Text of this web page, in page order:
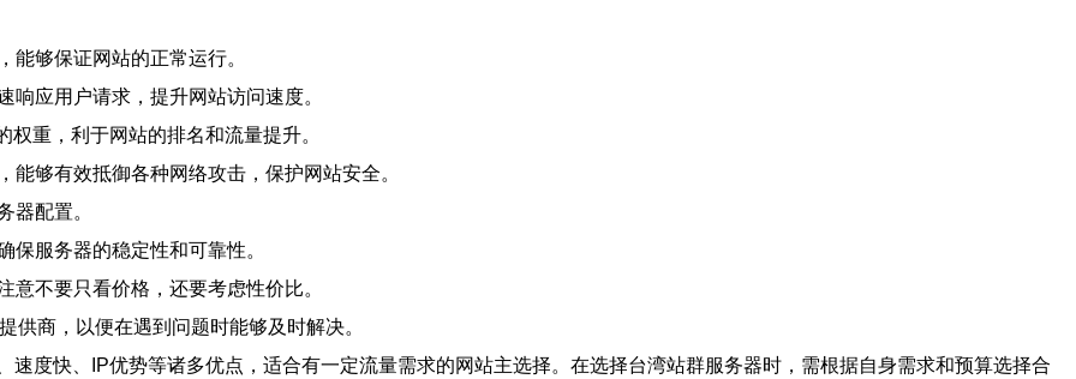
能够保证网站的正常运行。
应用户请求，提升网站访问速度。
重，利于网站的排名和流量提升。
够有效抵御各种网络攻击，保护网站安全。
器配置。
保服务器的稳定性和可靠性。
不要只看价格，还要考虑性价比。
供商，以便在遇到问题时能够及时解决。
度快、IP优势等诸多优点，适合有一定流量需求的网站主选择。在选择台湾站群服务器时，需根据自身需求和预算选择合